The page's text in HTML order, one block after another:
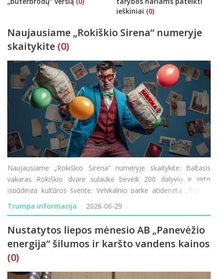
ieškiniai (0)
Naujausiame „Rokiškio Sirena“ numeryje
skaitykite (0)
Naujausiame „Rokiškio Sirena“ numeryje skaitykite: Baltasis
vakaras Rokiškio dvare sulaukė beveik 200 dalyvių ir virto
įspūdinga kultūros švente. Velykalnio parke atidengta „Tobulo
vaiko“ skulptūra – jautri žinutė apie globą ir bendruomeni&scaro
Trumpa informacija 2026-06-29
Nustatytos liepos mėnesio AB „Panevėžio
energija“ šilumos ir karšto vandens kainos
(0)